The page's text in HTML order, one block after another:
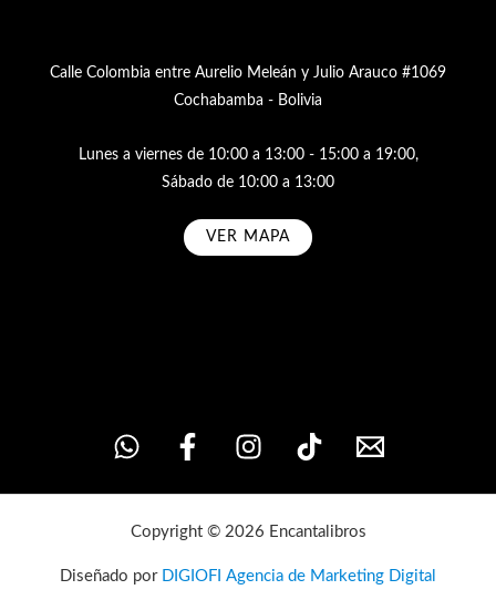
Calle Colombia entre Aurelio Meleán y Julio Arauco #1069
Cochabamba - Bolivia
Lunes a viernes de 10:00 a 13:00 - 15:00 a 19:00,
Sábado de 10:00 a 13:00
VER MAPA
Copyright © 2026 Encantalibros
Diseñado por DIGIOFI Agencia de Marketing Digital